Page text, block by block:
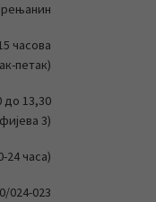
часова
петак)
до 13,30
3)
24 часа)
024-023